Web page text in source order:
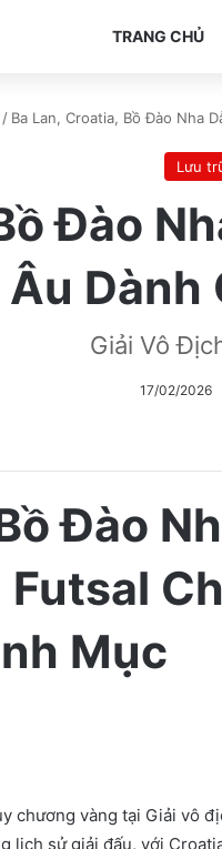
TRANG CHỦ
/ Ba Lan, Croatia, Bồ Đào Nha
Lưu
Đào
Dành
Giải Vô
17/02/2026
Đào
Mục
chương vàng tại Giải vô
lịch sử giải đấu, với